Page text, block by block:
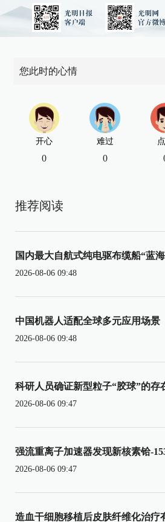
您此时的心情
开心
0
难过
0
推荐阅读
国内最大自航式纯电驱布缆船“蓝
2026-08-06 09:48
中国机器人适配全球多元应用场景
2026-08-06 09:48
科研人员确证新型粒子“胶球”的存
2026-08-06 09:47
强流重离子加速器发现新核素铪-
2026-08-06 09:47
造血干细胞移植后皮肤纤维化治疗